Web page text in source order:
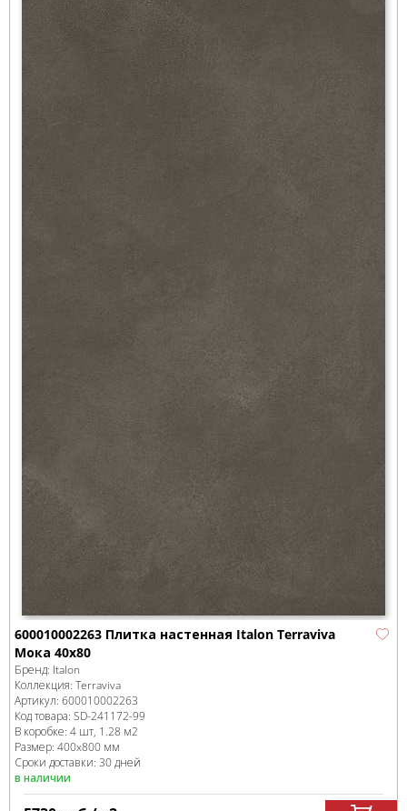
600010002263 Плитка настенная Italon Terraviva
Мока 40x80
Бренд: Italon
Коллекция: Terraviva
Артикул: 600010002263
Код товара: SD-241172-99
В коробке: 4 шт, 1.28 м2
Размер: 400x800 мм
Сроки доставки: 30 дней
в наличии